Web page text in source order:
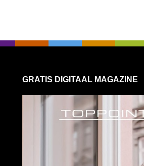
GRATIS DIGITAAL MAGAZINE